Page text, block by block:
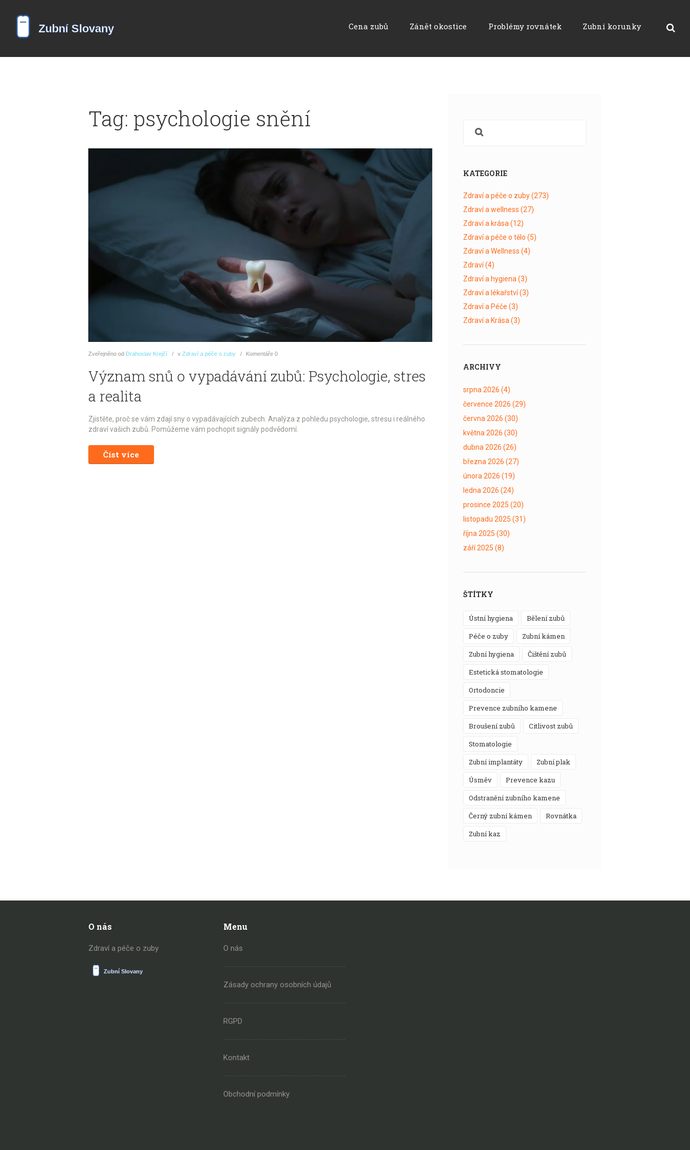
Cena zubů Zánět okostice Problémy rovnátek Zubní korunky
Tag: psychologie snění
Zveřejněno od Drahoslav Krejčí v Zdraví a péče o zuby Komentáře 0
Význam snů o vypadávání zubů: Psychologie, stres
a realita
Zjistěte, proč se vám zdají sny o vypadávajících zubech. Analýza z pohledu psychologie, stresu i reálného
zdraví vašich zubů. Pomůžeme vám pochopit signály podvědomí.
Číst více
KATEGORIE
Zdraví a péče o zuby(273)
Zdraví a wellness (27)
Zdraví a krása (12)
Zdraví a péče o tělo (5)
Zdraví a Wellness (4)
Zdraví(4)
Zdraví a hygiena (3)
Zdraví a lékařství(3)
Zdraví a Péče (3)
Zdraví a Krása (3)
ARCHIVY
srpna 2026 (4)
července 2026 (29)
června 2026 (30)
května 2026 (30)
dubna 2026 (26)
března 2026 (27)
února 2026 (19)
ledna 2026 (24)
prosince 2025 (20)
listopadu 2025 (31)
října 2025 (30)
září 2025 (8)
ŠTÍTKY
ústní hygiena
bělení zubů
péče o zuby
zubní kámen
zubní hygiena
čištění zubů
estetická stomatologie
ortodoncie
prevence zubního kamene
broušení zubů
citlivost zubů
stomatologie
zubní implantáty
zubní plak
úsměv
prevence kazu
odstranění zubního kamene
černý zubní kámen
rovnátka
zubní kaz
O nás
Zdraví a péče o zuby
Menu
O nás
Zásady ochrany osobních údajů
RGPD
Kontakt
Obchodní podmínky